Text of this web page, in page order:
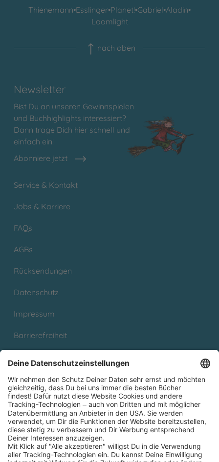
Thienemann•Esslinger•Planet!•Gabriel•Aladin•
Loomlight
nach oben
Newsletter
Bist Du an unseren Gewinnspielen
und Buchhighlights interessiert?
Dann trage Dich hier schnell und
einfach ein!
Abonniere jetzt
Service & Kontakt
Jobs & Karriere
FAQs
AGBs
Rücksendungen
Datenschutz
Impressum
Barrierefreiheit
Partnerprogramm (Affiliate)
Folge uns auf